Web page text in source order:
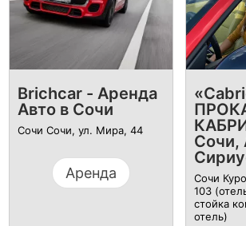
Brichcar - Аренда
Авто в Сочи
Сочи Сoчи, ул. Мира, 44
Аренда
Сочи,
Сочи
103
стойка
отель)